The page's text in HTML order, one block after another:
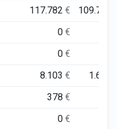
117.782€ 109.722
0€
0€
8.103€ 1.677
378€
0€